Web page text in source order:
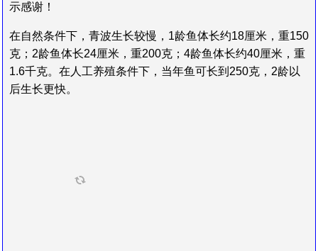
示感谢！
在自然条件下，青波生长较慢，1龄鱼体长约18厘米，重150
克；2龄鱼体长24厘米，重200克；4龄鱼体长约40厘米，重
1.6千克。在人工养殖条件下，当年鱼可长到250克，2龄以
后生长更快。